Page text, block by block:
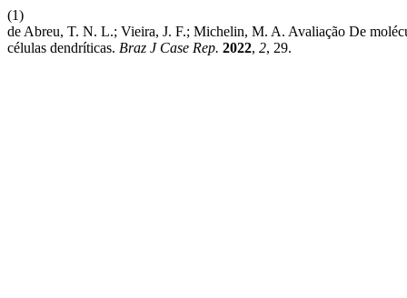
(1)
de Abreu, T. N. L.; Vieira, J. F.; Michelin, M. A. Avaliação De
células dendríticas. Braz J Case Rep. 2022, 2, 29.